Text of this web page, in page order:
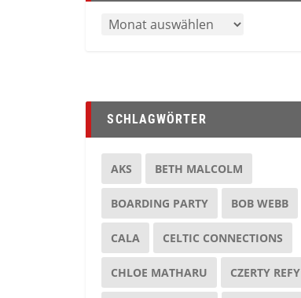
SCHLAGWÖRTER
AKS BETH MALCOLM
BOARDING PARTY BOB WEBB
CALA CELTIC CONNECTIONS
CHLOE MATHARU CZERTY REFY